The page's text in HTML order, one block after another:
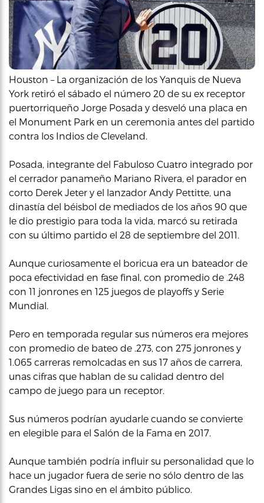
Houston – La organización de los Yanquis de Nueva
York retiró el sábado el número 20 de su ex receptor
puertorriqueño Jorge Posada y desveló una placa en
el Monument Park en un ceremonia antes del partido
contra los Indios de Cleveland.
Posada, integrante del Fabuloso Cuatro integrado por
el cerrador panameño Mariano Rivera, el parador en
corto Derek Jeter y el lanzador Andy Pettitte, una
dinastía del béisbol de mediados de los años 90 que
le dio prestigio para toda la vida, marcó su retirada
con su último partido el 28 de septiembre del 2011.
Aunque curiosamente el boricua era un bateador de
poca efectividad en fase final, con promedio de .248
con 11 jonrones en 125 juegos de playoffs y Serie
Mundial.
Pero en temporada regular sus números era mejores
con promedio de bateo de .273, con 275 jonrones y
1.065 carreras remolcadas en sus 17 años de carrera,
unas cifras que hablan de su calidad dentro del
campo de juego para un receptor.
Sus números podrían ayudarle cuando se convierte
en elegible para el Salón de la Fama en 2017.
Aunque también podría influir su personalidad que lo
hace un jugador fuera de serie no sólo dentro de las
Grandes Ligas sino en el ámbito público.